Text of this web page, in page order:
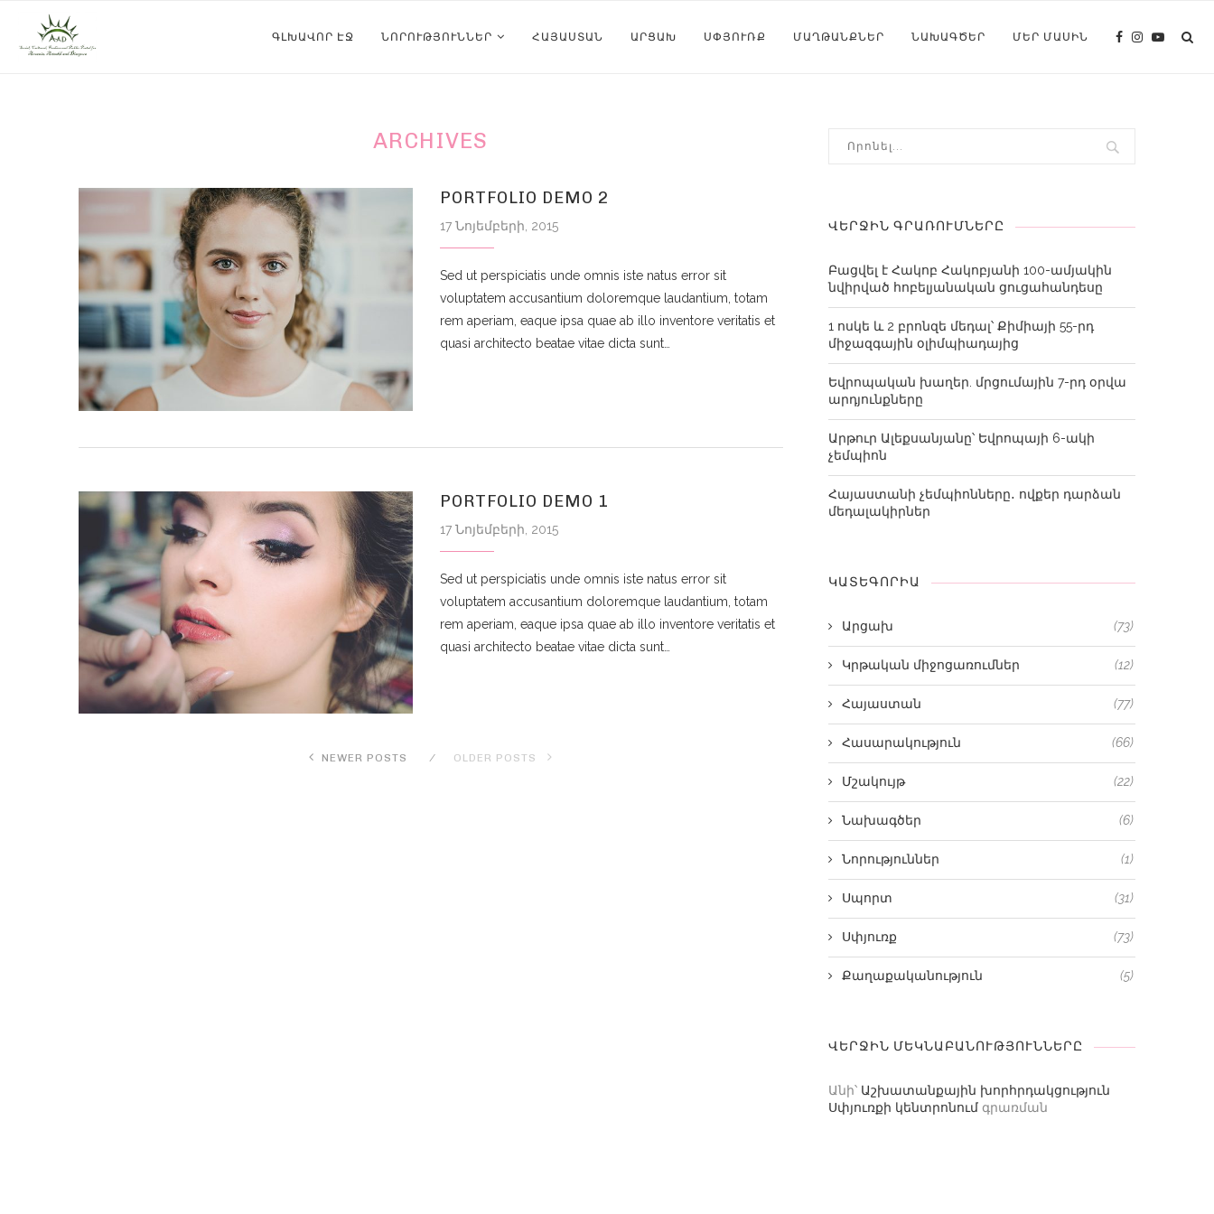
ԳԼԽԱՎՈՐ ԷՋ ՆՈՐՈՒԹՅՈՒՆՆԵՐ ՀԱՅԱՍՏԱՆ ԱՐՑԱԽ ՍՓՅՈՒՌՔ ՄԱՂԹԱՆՔՆԵՐ ՆԱԽԱԳԾԵՐ ՄԵՐ ՄԱՍԻՆ
ARCHIVES
PORTFOLIO DEMO 2
17 Նոյեմբերի, 2015
Sed ut perspiciatis unde omnis iste natus error sit
voluptatem accusantium doloremque laudantium, totam
rem aperiam, eaque ipsa quae ab illo inventore veritatis et
quasi architecto beatae vitae dicta sunt…
PORTFOLIO DEMO 1
17 Նոյեմբերի, 2015
Sed ut perspiciatis unde omnis iste natus error sit
voluptatem accusantium doloremque laudantium, totam
rem aperiam, eaque ipsa quae ab illo inventore veritatis et
quasi architecto beatae vitae dicta sunt…
NEWER POSTS OLDER POSTS
ՎԵՐՋԻՆ ԳՐԱՌՈՒՄՆԵՐԸ
Բացվել է Հակոբ Հակոբյանի 100-ամյակին
նվիրված հոբելյանական ցուցահանդեսը
1 ոսկե և 2 բրոնզե մեդալ՝ Քիմիայի 55-րդ
միջազգային օլիմպիադայից
Եվրոպական խաղեր. մրցումային 7-րդ օրվա
արդյունքները
Արթուր Ալեքսանյանը՝ Եվրոպայի 6-ակի
չեմպիոն
Հայաստանի չեմպիոնները․ ովքեր դարձան
մեդալակիրներ
ԿԱՏԵԳՈՐԻԱ
Արցախ (73)
Կրթական միջոցառումներ (12)
Հայաստան (77)
Հասարակություն (66)
Մշակույթ (22)
Նախագծեր (6)
Նորություններ (1)
Սպորտ (31)
Սփյուռք (73)
Քաղաքականություն (5)
ՎԵՐՋԻՆ ՄԵԿՆԱԲԱՆՈՒԹՅՈՒՆՆԵՐԸ
Անի՝ Աշխատանքային խորհրդակցություն
Սփյուռքի կենտրոնում գրառման